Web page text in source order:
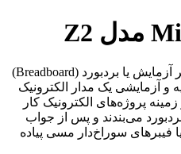
برد بورد مینی Mini مدل Z2 – فیبر آزمایش یا بردبورد (Breadboard)
و آزمایشی یک مدار الکترونیک
پروژه‌های الکترونیک کار
می‌بندند و پس از جواب
فیبرهای سوراخ‌دار مسی پیاده